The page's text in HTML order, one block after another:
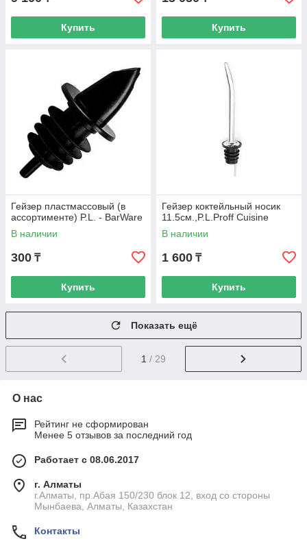
Купить Купить
Гейзер пластмассовый (в
ассортименте) P.L. - BarWare
В наличии
300 ₸
Купить
Гейзер коктейльный носик
11.5см.,P.L.Proff Cuisine
В наличии
1 600 ₸
Купить
Показать ещё
1 / 29
О нас
Рейтинг не сформирован
Менее 5 отзывов за последний год
Работает с 08.06.2017
г. Алматы
г.Алматы, пр.Абая 150/230 блок 12, вход со стороны
Мынбаева, Алматы, Казахстан
Контакты